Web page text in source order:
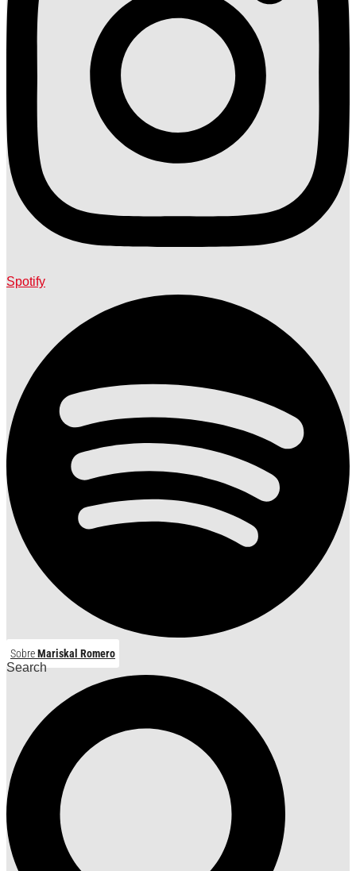
Spotify
SobreMariskal Romero
Search